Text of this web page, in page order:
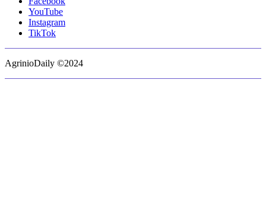
YouTube
Instagram
TikTok
AgrinioDaily ©2024